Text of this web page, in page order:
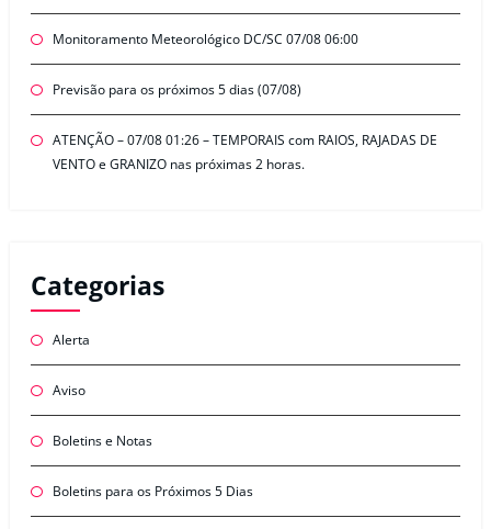
Monitoramento Meteorológico DC/SC 07/08 06:00
Previsão para os próximos 5 dias (07/08)
ATENÇÃO – 07/08 01:26 – TEMPORAIS com RAIOS, RAJADAS DE
VENTO e GRANIZO nas próximas 2 horas.
Categorias
Alerta
Aviso
Boletins e Notas
Boletins para os Próximos 5 Dias